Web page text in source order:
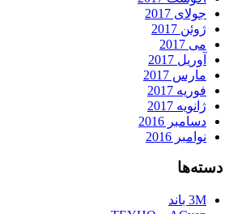
جولای 2017
ژوئن 2017
می 2017
آوریل 2017
مارس 2017
فوریه 2017
ژانویه 2017
دسامبر 2016
نوامبر 2016
دسته‌ها
3M باند